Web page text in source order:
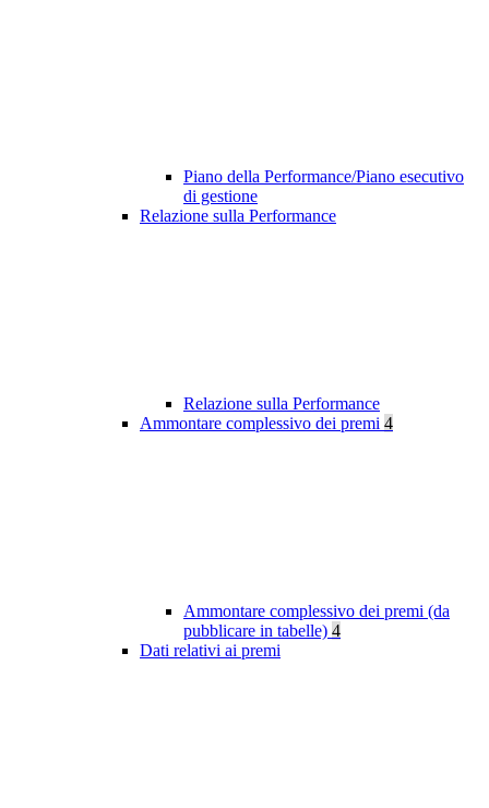
Piano della Performance/Piano esecutivo
di gestione
Relazione sulla Performance
Relazione sulla Performance
Ammontare complessivo dei premi 4
Ammontare complessivo dei premi (da
pubblicare in tabelle) 4
Dati relativi ai premi